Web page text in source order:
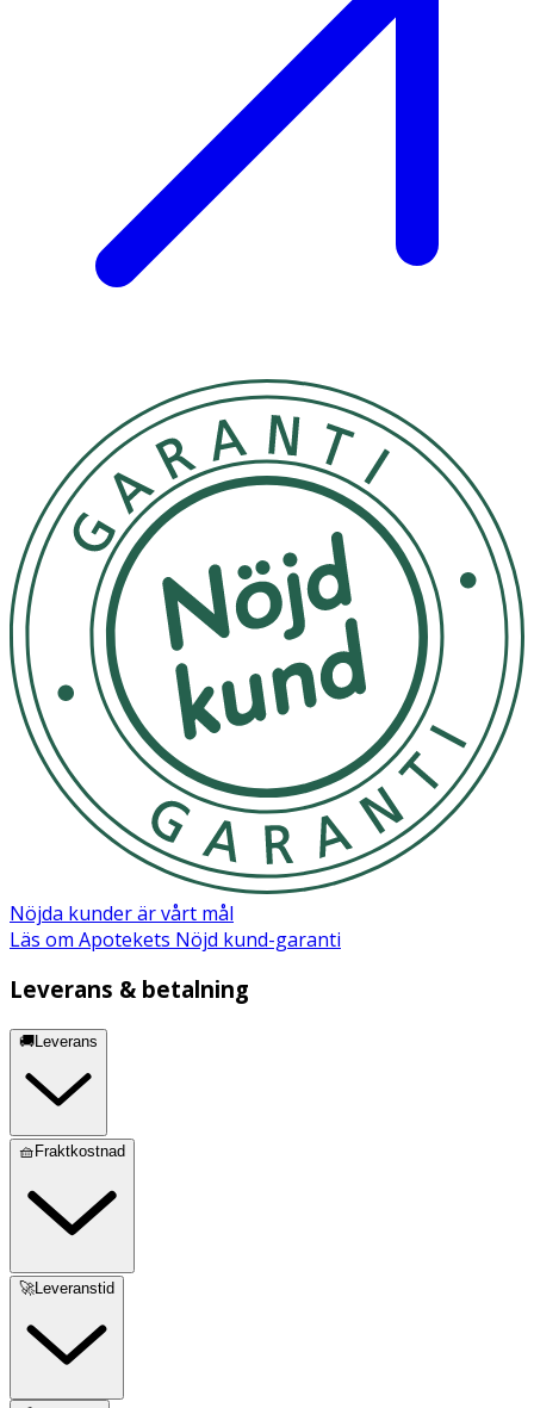
Nöjda kunder är vårt mål
Läs om Apotekets Nöjd kund-garanti
Leverans & betalning
🚚Leverans
🧺Fraktkostnad
🚀Leveranstid